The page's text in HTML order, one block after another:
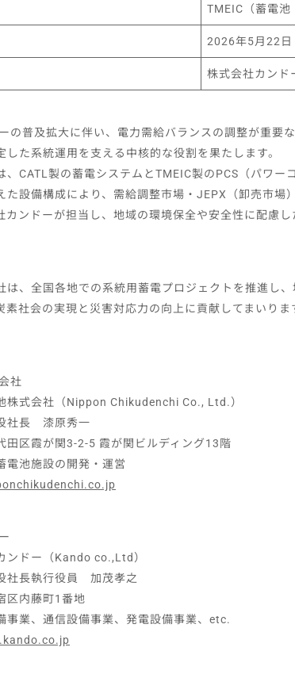
TMEIC（蓄電池
2026年5月22日
株式会社カンド
の普及拡大に伴い、電力需給バランスの調整が重要
した系統運用を支える中核的な役割を果たします。
、CATL製の蓄電システムとTMEIC製のPCS（パワー
た設備構成により、需給調整市場・JEPX（卸売市場
カンドーが担当し、地域の環境保全や安全性に配慮し
は、全国各地での系統用蓄電プロジェクトを推進し
素社会の実現と災害対応力の向上に貢献してまいりま
社
株式会社（Nippon Chikudenchi Co., Ltd.）
社長 漆原秀一
田区霞が関3-2-5 霞が関ビルディング13階
電池施設の開発・運営
ンドー（Kando co.,Ltd）
社長執行役員 加茂孝之
区内藤町1番地
事業、通信設備事業、発電設備事業、etc.